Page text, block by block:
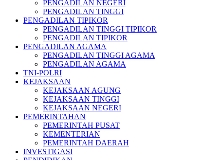
PENGADILAN NEGERI
PENGADILAN TINGGI
PENGADILAN TIPIKOR
PENGADILAN TINGGI TIPIKOR
PENGADILAN TIPIKOR
PENGADILAN AGAMA
PENGADILAN TINGGI AGAMA
PENGADILAN AGAMA
TNI-POLRI
KEJAKSAAN
KEJAKSAAN AGUNG
KEJAKSAAN TINGGI
KEJAKSAAN NEGERI
PEMERINTAHAN
PEMERINTAH PUSAT
KEMENTERIAN
PEMERINTAH DAERAH
INVESTIGASI